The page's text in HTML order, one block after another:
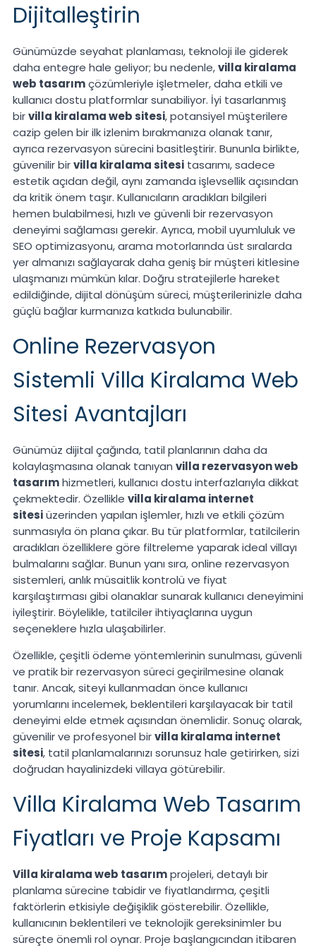
Dijitalleştirin
Günümüzde seyahat planlaması, teknoloji ile giderek
daha entegre hale geliyor; bu nedenle,villa kiralama
web tasarımçözümleriyle işletmeler, daha etkili ve
kullanıcı dostu platformlar sunabiliyor. İyi tasarlanmış
birvilla kiralama web sitesi, potansiyel müşterilere
cazip gelen bir ilk izlenim bırakmanıza olanak tanır,
ayrıca rezervasyon sürecini basitleştirir. Bununla birlikte,
güvenilir birvilla kiralama sitesitasarımı, sadece
estetik açıdan değil, aynı zamanda işlevsellik açısından
da kritik önem taşır. Kullanıcıların aradıkları bilgileri
hemen bulabilmesi, hızlı ve güvenli bir rezervasyon
deneyimi sağlaması gerekir. Ayrıca, mobil uyumluluk ve
SEO optimizasyonu, arama motorlarında üst sıralarda
yer almanızı sağlayarak daha geniş bir müşteri kitlesine
ulaşmanızı mümkün kılar. Doğru stratejilerle hareket
edildiğinde, dijital dönüşüm süreci, müşterilerinizle daha
güçlü bağlar kurmanıza katkıda bulunabilir.
Online Rezervasyon
Sistemli Villa Kiralama Web
Sitesi Avantajları
Günümüz dijital çağında, tatil planlarının daha da
kolaylaşmasına olanak tanıyan villa rezervasyon web
tasarımhizmetleri, kullanıcı dostu interfazlarıyla dikkat
çekmektedir. Özellikle villa kiralama internet
sitesiüzerinden yapılan işlemler, hızlı ve etkili çözüm
sunmasıyla ön plana çıkar. Bu tür platformlar, tatilcilerin
aradıkları özelliklere göre filtreleme yaparak ideal villayı
bulmalarını sağlar. Bunun yanı sıra, online rezervasyon
sistemleri, anlık müsaitlik kontrolü ve fiyat
karşılaştırması gibi olanaklar sunarak kullanıcı deneyimini
iyileştirir. Böylelikle, tatilciler ihtiyaçlarına uygun
seçeneklere hızla ulaşabilirler.
Özellikle, çeşitli ödeme yöntemlerinin sunulması, güvenli
ve pratik bir rezervasyon süreci geçirilmesine olanak
tanır. Ancak, siteyi kullanmadan önce kullanıcı
yorumlarını incelemek, beklentileri karşılayacak bir tatil
deneyimi elde etmek açısından önemlidir. Sonuç olarak,
güvenilir ve profesyonel birvilla kiralama internet
sitesi, tatil planlamalarınızı sorunsuz hale getirirken, sizi
doğrudan hayalinizdeki villaya götürebilir.
Villa Kiralama Web Tasarım
Fiyatları ve Proje Kapsamı
Villa kiralama web tasarımprojeleri, detaylı bir
planlama sürecine tabidir ve fiyatlandırma, çeşitli
faktörlerin etkisiyle değişiklik gösterebilir. Özellikle,
kullanıcının beklentileri ve teknolojik gereksinimler bu
süreçte önemli rol oynar. Proje başlangıcından itibaren